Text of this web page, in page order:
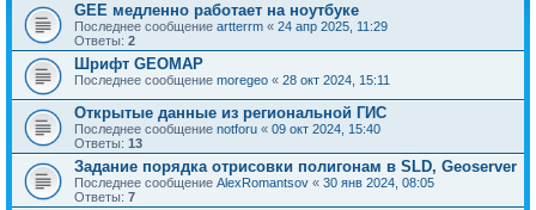
GEE медленно работает на ноутбуке
Последнее сообщение artterrm « 24 апр 2025, 11:29
Ответы: 2
Шрифт GEOMAP
Последнее сообщение moregeo « 28 окт 2024, 15:11
Открытые данные из региональной ГИС
Последнее сообщение notforu « 09 окт 2024, 15:40
Ответы: 13
Задание порядка отрисовки полигонам в SLD, Geoserver
Последнее сообщение AlexRomantsov « 30 янв 2024, 08:05
Ответы: 7